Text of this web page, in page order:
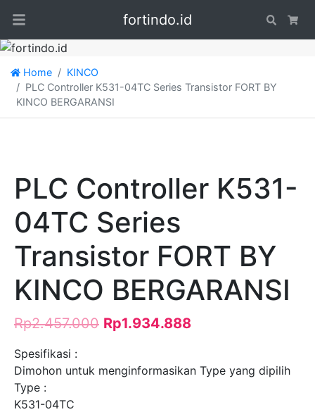
fortindo.id Search
Home
KINCO
PLC Controller K531-04TC Series Transistor FORT BY
KINCO BERGARANSI
PLC Controller K531-
04TC Series
Transistor FORT BY
KINCO BERGARANSI
Rp2.457.000 Rp1.934.888
Spesifikasi :
Dimohon untuk menginformasikan Type yang dipilih
Type :
K531-04TC